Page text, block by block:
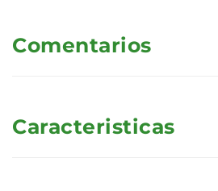
Comentarios
Caracteristicas